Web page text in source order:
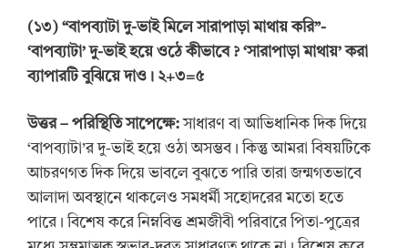
(১৩ ) “বাপব্যাটা দু-ভাই মিলে সারাপাড়া মাথায় করি”-
‘বাপব্যাটা’দু-ভাই হয়ে ওঠে কীভাবে ? ‘সারাপাড়া মাথায়’করা
ব্যাপারটি বুঝিয়ে দাও। ২+৩=৫
উত্তর– পরিস্থিতি সাপেক্ষে:সাধারণ বা আভিধানিক দিক দিয়ে
‘বাপব্যাটা’র দু-ভাই হয়ে ওঠা অসম্ভব। কিন্তু আমরা বিষয়টিকে
আচরণগত দিক দিয়ে ভাবলে বুঝতে পারি তারা জন্মগতভাবে
আলাদা অবস্থানে থাকলেও সমধর্মী সহোদরের মতো হতে
পারে। বিশেষ করে নিম্নবিত্ত শ্রমজীবী পরিবারে পিতা-পুত্রের